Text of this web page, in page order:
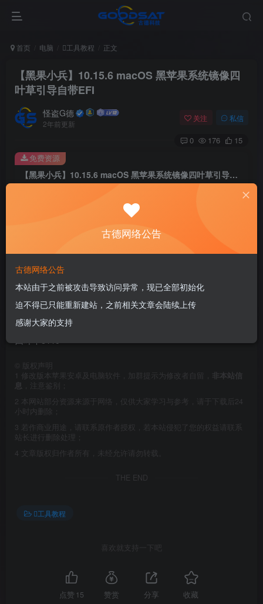
首页 电脑 工具教程 正文
【黑果小兵】10.15.6 macOS 黑苹果系统镜像四
叶草引导自带EFI
怪盗G德
2年前更新
关注 私信
0 176 15
【黑果小兵】10.15.6 macOS 黑苹果系统镜像四叶草引导自带EFI
登录查看
免费资源
来自黑果小兵的10.15.6的黑苹果系统镜像自带的四叶草引导
EFI文件
版权声明
1
修改版本苹果安卓及电脑软件，加群提示为修改者自留，
非本站信
息 ，注意鉴别；
2 本网站部分资源来源于网络，仅供大家学习与参考，请于下载后24
小时内删除；
3 若作商业用途，请联系原作者授权，若本站侵犯了您的权益请联系
站长进行删除处理；
4 文章版权归作者所有，未经允许请勿转载。
THE END
工具教程
喜欢就支持一下吧
点赞 15 赞赏 分享 收藏
古德网络公告
古德网络公告
本站由于之前被攻击导致访问异常，现已全部初始化
迫不得已只能重新建站，之前相关文章会陆续上传
感谢大家的支持